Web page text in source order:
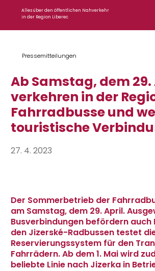
Alles über den öffentlichen Nahverkehr
in der Region Liberec
Pressemitteilungen
Ab Samstag, dem
verkehren in der
Fahrradbusse und
touristische
27. 4. 2023
Der Sommerbetrieb der
am Samstag, dem 29. April.
Busverbindungen befördern auch
den Jizerské-Radbussen testet
Reservierungssystem für den
Fahrrädern. Ab dem 1. Mai wird
beliebte Linie nach Jizerka in